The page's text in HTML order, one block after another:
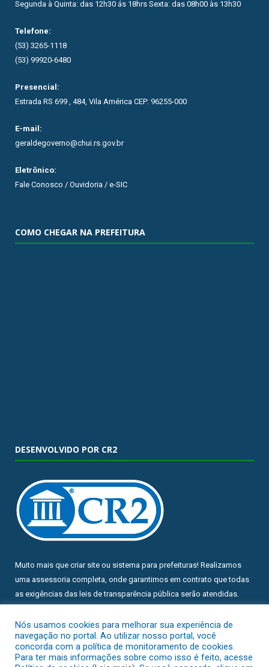
Segunda à Quinta: das 12h30 ás 18hrs Sexta: das 08h00 às 13h30
Telefone:
(53) 3265-1118
(53) 99920-6480
Presencial:
Estrada RS 699 , 484, Vila América CEP: 96255-000
E-mail:
geraldegoverno@chui.rs.gov.br
Eletrônico:
Fale Conosco / Ouvidoria / e-SIC
COMO CHEGAR NA PREFEITURA
DESENVOLVIDO POR CR2
Muito mais que criar site ou sistema para prefeituras! Realizamos
uma assessoria completa, onde garantimos em contrato que todas
as exigências das leis de transparência pública serão atendidas.
Conheça o e o Radar da Transparência Pública
Nós usamos cookies para melhorar sua experiência de
navegação no portal. Ao utilizar nosso portal, você
concorda com a política de monitoramento de cookies.
Para ter mais informações sobre como isso é feito, acesse